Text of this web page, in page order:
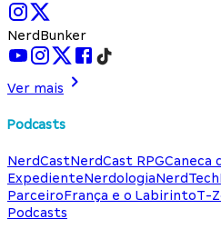
NerdBunker
Ver mais
Podcasts
NerdCastNerdCast RPGCaneca
ExpedienteNerdologiaNerdTech
ParceiroFrança e o LabirintoT-
Podcasts